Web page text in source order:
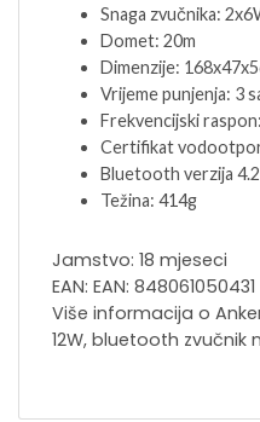
Snaga zvučnika:
Domet: 20m
Dimenzije:
Vrijeme punjenja: 3
Frekvencijski
Certifikat
Bluetooth verzija 4.2
Težina: 414g
Jamstvo: 18 mjeseci
EAN: EAN: 848061050431
Više informacija o
12W, bluetooth zvučnik